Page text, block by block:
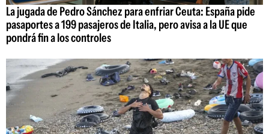
La jugada de Pedro Sánchez para enfriar Ceuta: España pide
pasaportes a 199 pasajeros de Italia, pero avisa a la UE que
pondrá fin a los controles